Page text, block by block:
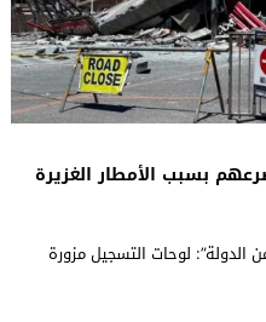
15 شخصا مصرعهم بسبب الأمطار الغزيرة